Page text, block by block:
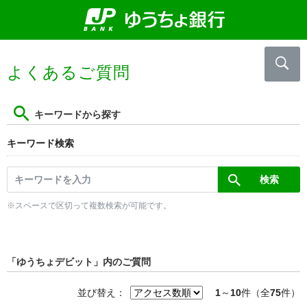
よくあるご質問
キーワードから探す
キーワード検索
※スペースで区切って複数検索が可能です。
「ゆうちょデビット」内のご質問
並び替え： 1～ 10件（全75件）